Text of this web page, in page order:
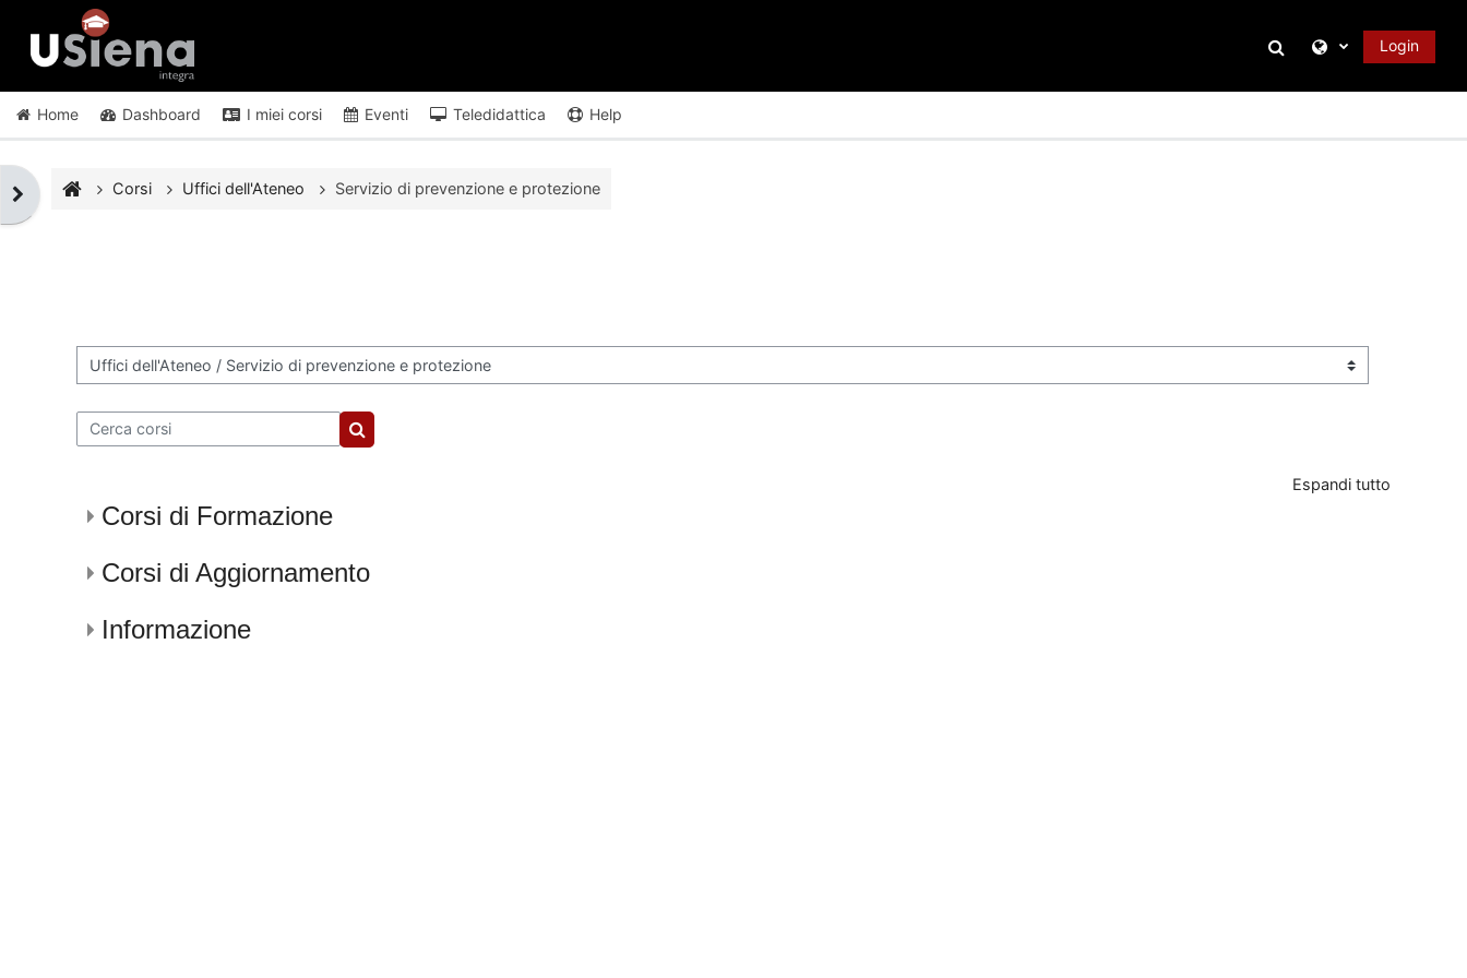
Vai al contenuto principale
Attiva/disattiva
Login
Home Dashboard I miei corsi Eventi Teledidattica Help
Apri il cassetto del blocco
Corsi Uffici dell'Ateneo Servizio di prevenzione e protezione
Categorie di corso
Cerca corsi
Cerca corsi
Espandi tutto
Corsi di Formazione
Corsi di Aggiornamento
Informazione